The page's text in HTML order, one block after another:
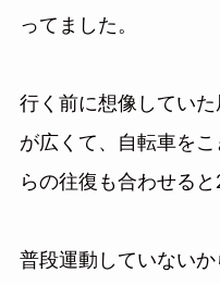
ってました。
行く前に想像してい
が広くて、自転車を
らの往復も合わせる
普段運動していない